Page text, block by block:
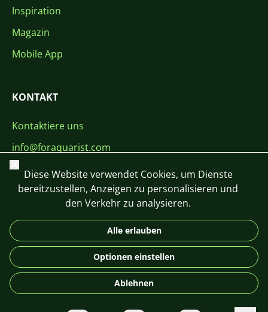
Inspiration
Magazin
Mobile App
KONTAKT
Kontaktiere uns
info@foraquarist.com
+420 603 449 602
DE
© 2026 For Aquarist
Schließen
Diese Website verwendet Cookies, um Dienste
bereitzustellen, Anzeigen zu personalisieren und
den Verkehr zu analysieren.
Alle erlauben
Optionen einstellen
Ablehnen